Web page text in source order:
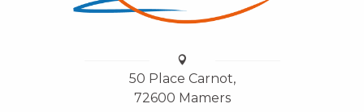
50 Place Carnot,
72600 Mamers